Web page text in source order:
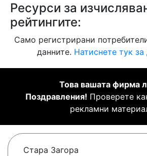
Ресурси за
рейтингите:
Само регистрирани
данните. Натиснете тук за
Това вашата фирма
Поздравления! Проверете
рекламни
Стара Загора